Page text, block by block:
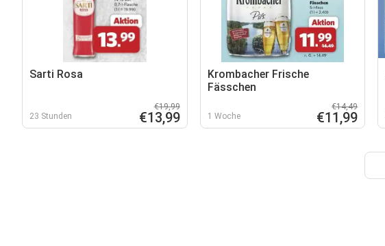
Sarti Rosa
23 Stunden
€19,99
€13,99
Krombacher Frische
Fässchen
1 Woche
€14,49
€11,99